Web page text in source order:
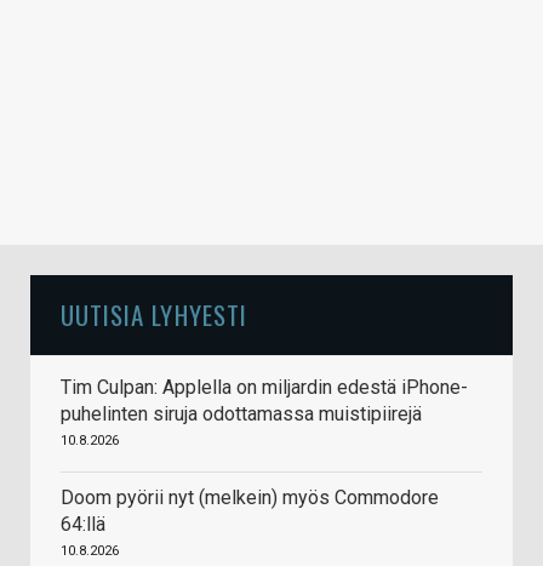
UUTISIA LYHYESTI
Tim Culpan: Applella on miljardin edestä iPhone-
puhelinten siruja odottamassa muistipiirejä
10.8.2026
Doom pyörii nyt (melkein) myös Commodore
64:llä
10.8.2026